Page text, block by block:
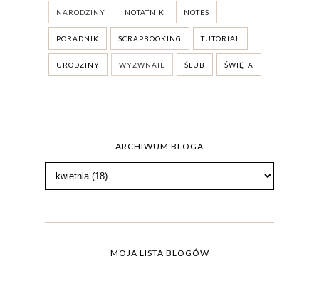
NARODZINY NOTATNIK NOTES
PORADNIK SCRAPBOOKING TUTORIAL
URODZINY WYZWNAIE ŚLUB ŚWIĘTA
ARCHIWUM BLOGA
MOJA LISTA BLOGÓW